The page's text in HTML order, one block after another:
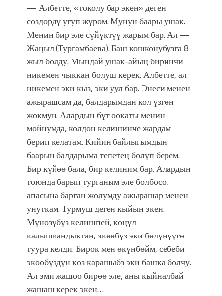
— Албетте, «токолу бар экен» деген
сөздөрдү угуп жүрөм. Мунун баары ушак.
Менин бир эле сүйүктүү жарым бар. Ал —
Жаӊыл (Тургамбаева). Баш кошконубузга 8
жыл болду. Мындай ушак-айыӊ биринчи
никемен чыккан болуш керек. Албетте, ал
никемен эки кыз, эки уул бар. Энеси менен
ажырашсам да, балдарымдан кол үзгөн
жокмун. Алардын бүт оокаты менин
мойнумда, колдон келишинче жардам
берип келатам. Кийин байлыгымдын
баарын балдарыма тепетеӊ бөлүп берем.
Бир күйөө бала, бир келиним бар. Алардын
тоюнда барып турганым эле болбосо,
апасына барган жолумду ажырашар менен
унуткам. Турмуш деген кыйын экен.
Мүнөзүбүз келишпей, көӊүл
калышкандыктан, экөөбүз эки бөлүнүүгө
туура келди. Бирок мен өкүнбөйм, себеби
экөөбүздүн көз карашыбз эки башка болчу.
Ал эми жашоо бирөө эле, аны кыйналбай
жашаш керек экен…